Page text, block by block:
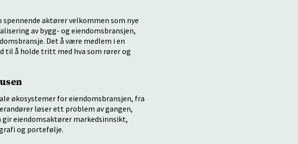
aktører velkommen som nye
av bygg- og eiendomsbransjen,
Det å være medlem i en
til å holde tritt med hva som rører og
økosystemer for eiendomsbransjen, fra
løser ett problem av gangen,
eiendomsaktører markedsinnsikt,
og portefølje.